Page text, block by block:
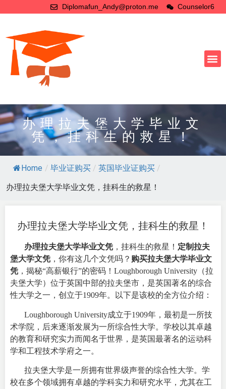
Diplomafun_Andy@proton.me Counselor6
办理拉夫堡大学毕业文
凭，挂科生的救星！
Home / 毕业证购买 / 英国毕业证购买 /
办理拉夫堡大学毕业文凭，挂科生的救星！
办理拉夫堡大学毕业文凭，挂科生的救星！
办理拉夫堡大学毕业文凭 ，挂科生的救星！ 定制拉夫
堡大学文凭 ，你有这几个文凭吗？ 购买拉夫堡大学毕业文
凭 ，揭秘“高薪银行”的密码！Loughborough University（拉
夫堡大学）位于英国中部的拉夫堡市，是英国著名的综合
性大学之一，创立于1909年。以下是该校的全方位介绍：
Loughborough University成立于1909年，最初是一所技
术学院，后来逐渐发展为一所综合性大学。学校以其卓越
的教育和研究实力而闻名于世界，是英国最著名的运动科
学和工程技术学府之一。
拉夫堡大学是一所拥有世界级声誉的综合性大学。学
校在多个领域拥有卓越的学科实力和研究水平，尤其在工